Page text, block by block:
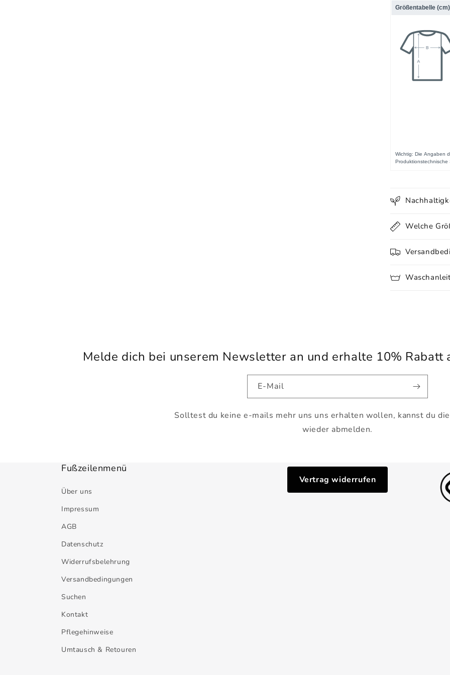
Welche
Melde dich bei unserem Newsletter an und erhalte 10% Rabatt
E-Mail
Solltest du keine e-mails mehr uns uns erhalten wollen, kannst du
wieder abmelden.
Fußzeilenmenü
Über uns
Impressum
AGB
Datenschutz
Widerrufsbelehrung
Versandbedingungen
Suchen
Kontakt
Pflegehinweise
Umtausch & Retouren
Vertrag widerrufen